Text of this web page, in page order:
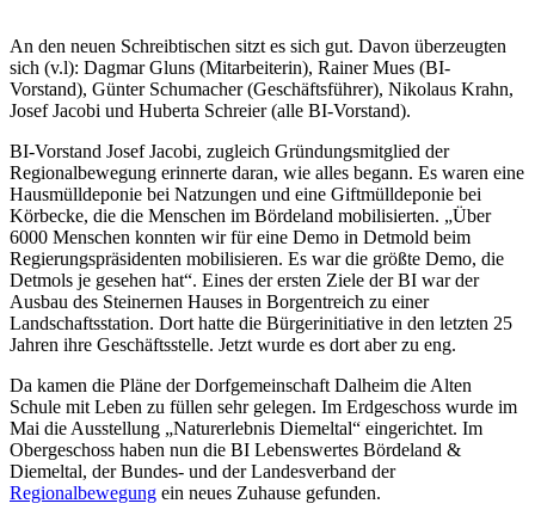
An den neuen Schreibtischen sitzt es sich gut. Davon überzeugten
sich (v.l): Dagmar Gluns (Mitarbeiterin), Rainer Mues (BI-
Vorstand), Günter Schumacher (Geschäftsführer), Nikolaus Krahn,
Josef Jacobi und Huberta Schreier (alle BI-Vorstand).
BI-Vorstand Josef Jacobi, zugleich Gründungsmitglied der
Regionalbewegung erinnerte daran, wie alles begann. Es waren eine
Hausmülldeponie bei Natzungen und eine Giftmülldeponie bei
Körbecke, die die Menschen im Bördeland mobilisierten. „Über
6000 Menschen konnten wir für eine Demo in Detmold beim
Regierungspräsidenten mobilisieren. Es war die größte Demo, die
Detmols je gesehen hat“. Eines der ersten Ziele der BI war der
Ausbau des Steinernen Hauses in Borgentreich zu einer
Landschaftsstation. Dort hatte die Bürgerinitiative in den letzten 25
Jahren ihre Geschäftsstelle. Jetzt wurde es dort aber zu eng.
Da kamen die Pläne der Dorfgemeinschaft Dalheim die Alten
Schule mit Leben zu füllen sehr gelegen. Im Erdgeschoss wurde im
Mai die Ausstellung „Naturerlebnis Diemeltal“ eingerichtet. Im
Obergeschoss haben nun die BI Lebenswertes Bördeland &
Diemeltal, der Bundes- und der Landesverband der
Regionalbewegung ein neues Zuhause gefunden.